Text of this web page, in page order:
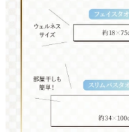
無料サンプル・資料請求